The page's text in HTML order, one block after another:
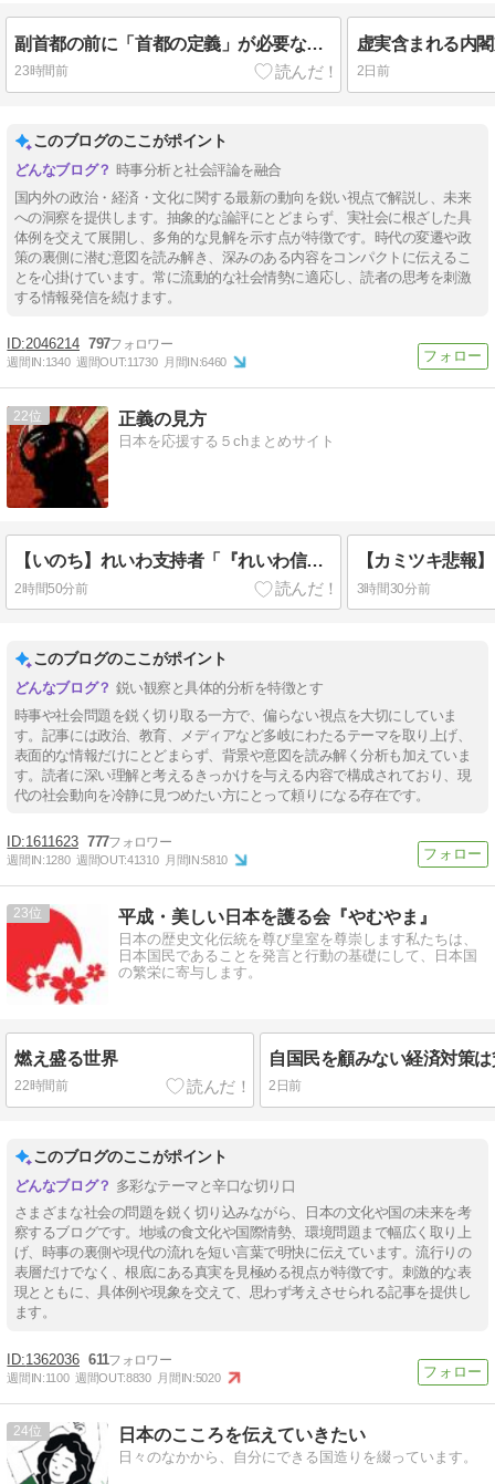
副首都の前に「首都の定義」が必要なのでは？
23時間前 2日前
このブログのここがポイント
時事分析と社会評論を融合
国内外の政治・経済・文化に関する最新の動向を鋭い視点で解説し、未来
への洞察を提供します。抽象的な論評にとどまらず、実社会に根ざした具
体例を交えて展開し、多角的な見解を示す点が特徴です。時代の変遷や政
策の裏側に潜む意図を読み解き、深みのある内容をコンパクトに伝えるこ
とを心掛けています。常に流動的な社会情勢に適応し、読者の思考を刺激
する情報発信を続けます。
2046214 797
週間IN:1340 週間OUT:11730 月間IN:6460
22 正義の見方
日本を応援する５chまとめサイト
【いのち】れいわ支持者「『れいわ信者』『れいわ知能』は差別的。放送禁止用語にすべき。オールドメディアは配慮を」→かわりにピッタリの名称が爆誕してしまうw
2時間50分前 3時間30分前
このブログのここがポイント
鋭い観察と具体的分析を特徴とす
時事や社会問題を鋭く切り取る一方で、偏らない視点を大切にしていま
す。記事には政治、教育、メディアなど多岐にわたるテーマを取り上げ、
表面的な情報だけにとどまらず、背景や意図を読み解く分析も加えていま
す。読者に深い理解と考えるきっかけを与える内容で構成されており、現
代の社会動向を冷静に見つめたい方にとって頼りになる存在です。
1611623 777
週間IN:1280 週間OUT:41310 月間IN:5810
23 平成・美しい日本を護る会『やむやま』
日本の歴史文化伝統を尊び皇室を尊崇します私たちは、
日本国民であることを発言と行動の基礎にして、日本国
の繁栄に寄与します。
燃え盛る世界
22時間前
自国民を顧みない経済対策
2日前
このブログのここがポイント
多彩なテーマと辛口な切り口
さまざまな社会の問題を鋭く切り込みながら、日本の文化や国の未来を考
察するブログです。地域の食文化や国際情勢、環境問題まで幅広く取り上
げ、時事の裏側や現代の流れを短い言葉で明快に伝えています。流行りの
表層だけでなく、根底にある真実を見極める視点が特徴です。刺激的な表
現とともに、具体例や現象を交えて、思わず考えさせられる記事を提供し
ます。
1362036 611
週間IN:1100 週間OUT:8830 月間IN:5020
24 日本のこころを伝えていきたい
日々のなかから、自分にできる国造りを綴っています。